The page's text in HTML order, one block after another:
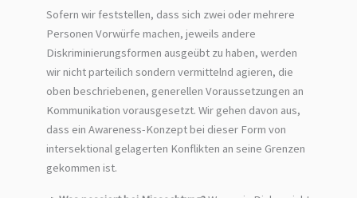
Sofern wir feststellen, dass sich zwei oder mehrere
Personen Vorwürfe machen, jeweils andere
Diskriminierungsformen ausgeübt zu haben, werden
wir nicht parteilich sondern vermittelnd agieren, die
oben beschriebenen, generellen Voraussetzungen an
Kommunikation vorausgesetzt. Wir gehen davon aus,
dass ein Awareness-Konzept bei dieser Form von
intersektional gelagerten Konflikten an seine Grenzen
gekommen ist.